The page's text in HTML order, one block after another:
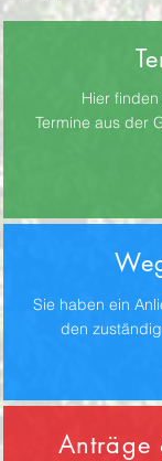
Hier
Termine
Sie haben ein
den
Anträge